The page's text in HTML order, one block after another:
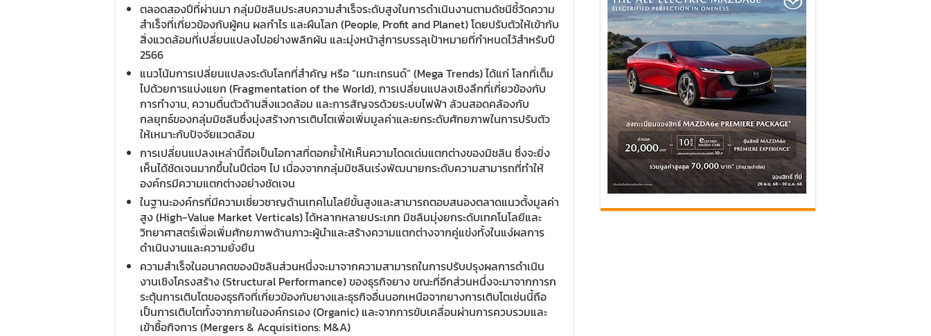
ตลอดสองปีที่ผ่านมา กลุ่มมิชลินประสบความสำเร็จระดับสูงในการดำเนินงานตามดัชนีชี้วัดความ
สำเร็จที่เกี่ยวข้องกับผู้คน ผลกำไร และผืนโลก (People, Profit and Planet) โดยปรับตัวให้เข้ากับ
สิ่งแวดล้อมที่เปลี่ยนแปลงไปอย่างพลิกผัน และมุ่งหน้าสู่การบรรลุเป้าหมายที่กำหนดไว้สำหรับปี
2566
แนวโน้มการเปลี่ยนแปลงระดับโลกที่สำคัญ หรือ “เมกะเทรนด์” (Mega Trends) ได้แก่ โลกที่เต็ม
ไปด้วยการแบ่งแยก (Fragmentation of the World), การเปลี่ยนแปลงเชิงลึกที่เกี่ยวข้องกับ
การทำงาน, ความตื่นตัวด้านสิ่งแวดล้อม และการสัญจรด้วยระบบไฟฟ้า ล้วนสอดคล้องกับ
กลยุทธ์ของกลุ่มมิชลินซึ่งมุ่งสร้างการเติบโตเพื่อเพิ่มมูลค่าและยกระดับศักยภาพในการปรับตัว
ให้เหมาะกับปัจจัยแวดล้อม
การเปลี่ยนแปลงเหล่านี้ถือเป็นโอกาสที่ตอกย้ำให้เห็นความโดดเด่นแตกต่างของมิชลิน ซึ่งจะยิ่ง
เห็นได้ชัดเจนมากขึ้นในปีต่อๆ ไป เนื่องจากกลุ่มมิชลินเร่งพัฒนายกระดับความสามารถที่ทำให้
องค์กรมีความแตกต่างอย่างชัดเจน
ในฐานะองค์กรที่มีความเชี่ยวชาญด้านเทคโนโลยีขั้นสูงและสามารถตอบสนองตลาดแนวตั้งมูลค่า
สูง (High-Value Market Verticals) ได้หลากหลายประเภท มิชลินมุ่งยกระดับเทคโนโลยีและ
วิทยาศาสตร์เพื่อเพิ่มศักยภาพด้านภาวะผู้นำและสร้างความแตกต่างจากคู่แข่งทั้งในแง่ผลการ
ดำเนินงานและความยั่งยืน
ความสำเร็จในอนาคตของมิชลินส่วนหนึ่งจะมาจากความสามารถในการปรับปรุงผลการดำเนิน
งานเชิงโครงสร้าง (Structural Performance) ของธุรกิจยาง ขณะที่อีกส่วนหนึ่งจะมาจากการก
ระตุ้นการเติบโตของธุรกิจที่เกี่ยวข้องกับยางและธุรกิจอื่นนอกเหนือจากยางการเติบโตเช่นนี้ถือ
เป็นการเติบโตทั้งจากภายในองค์กรเอง (Organic) และจากการขับเคลื่อนผ่านการควบรวมและ
เข้าซื้อกิจการ (Mergers & Acquisitions: M&A)